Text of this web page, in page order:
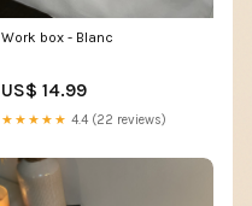
Work box - Blanc
US$ 14.99
★★★★★ 4.4 (22 reviews)